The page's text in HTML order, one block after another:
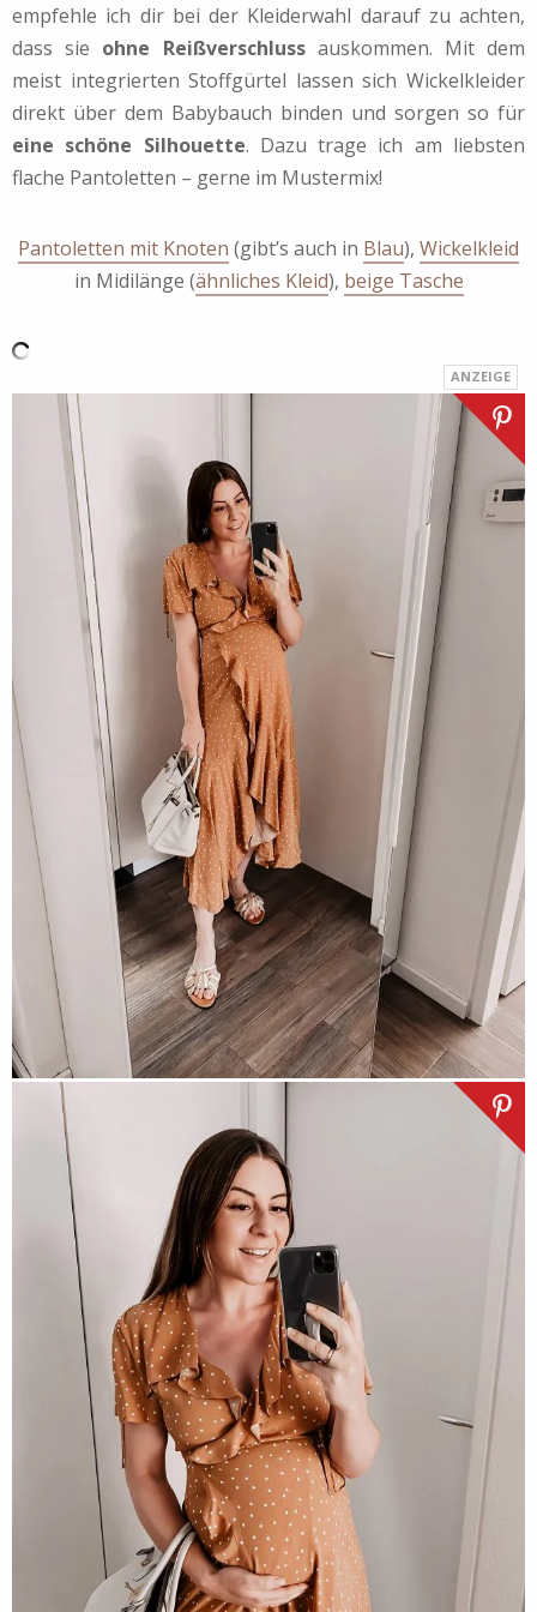
empfehle ich dir bei der Kleiderwahl darauf zu achten,
dass sie ohne Reißverschlussauskommen. Mit dem
meist integrierten Stoffgürtel lassen sich Wickelkleider
direkt über dem Babybauch binden und sorgen so für
eine schöne Silhouette. Dazu trage ich am liebsten
flache Pantoletten – gerne im Mustermix!
Pantoletten mit Knoten (gibt’s auch in Blau), Wickelkleid
in Midilänge (ähnliches Kleid), beige Tasche